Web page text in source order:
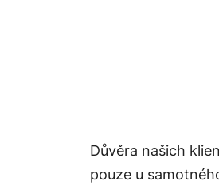
Důvěra našich
pouze u